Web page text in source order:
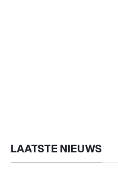
LAATSTE NIEUWS